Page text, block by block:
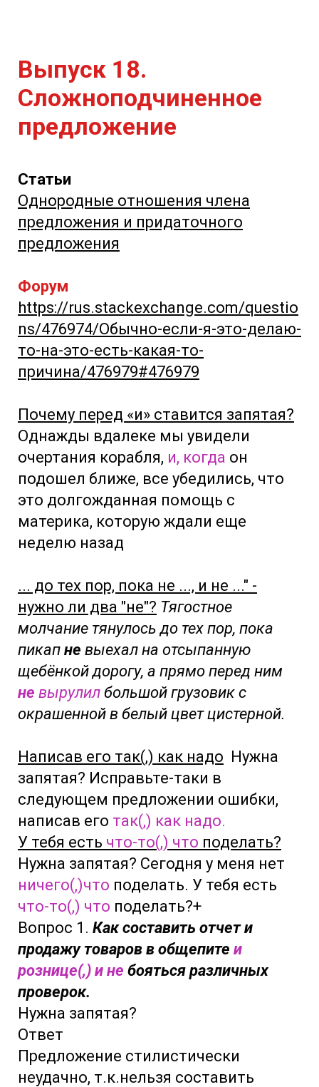
Выпуск 18.
Сложноподчиненное
предложение
Статьи
Однородные отношения члена
предложения и придаточного
предложения
Форум
https://rus.stackexchange.com/questio
ns/476974/Обычно-если-я-это-делаю-
то-на-это-есть-какая-то-
причина/476979#476979
Почему перед «и» ставится запятая?
Однажды вдалеке мы увидели
очертания корабля, и, когда он
подошел ближе, все убедились, что
это долгожданная помощь с
материка, которую ждали еще
неделю назад
... до тех пор, пока не ..., и не ..." -
нужно ли два "не"? Тягостное
молчание тянулось до тех пор, пока
пикап не выехал на отсыпанную
щебёнкой дорогу, а прямо перед ним
не вырулил большой грузовик с
окрашенной в белый цвет цистерной.
Написав его так(,) как надо Нужна
запятая? Исправьте-таки в
следующем предложении ошибки,
написав его так(,) как надо.
У тебя есть что-то(,) что поделать?
Нужна запятая? Сегодня у меня нет
ничего(,)что поделать. У тебя есть
что-то(,) что поделать?+
Вопрос 1. Как составить отчет и
продажу товаров в общепите и
рознице(,) и не бояться различных
проверок.
Нужна запятая?
Ответ
Предложение стилистически
неудачно, т.к.нельзя составить